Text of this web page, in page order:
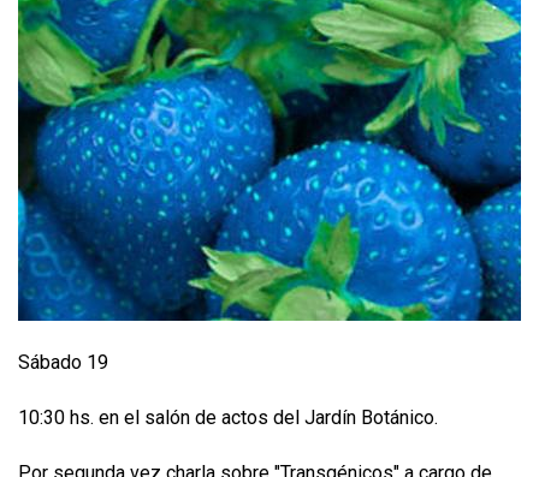
Sábado 19
10:30 hs. en el salón de actos del Jardín Botánico.